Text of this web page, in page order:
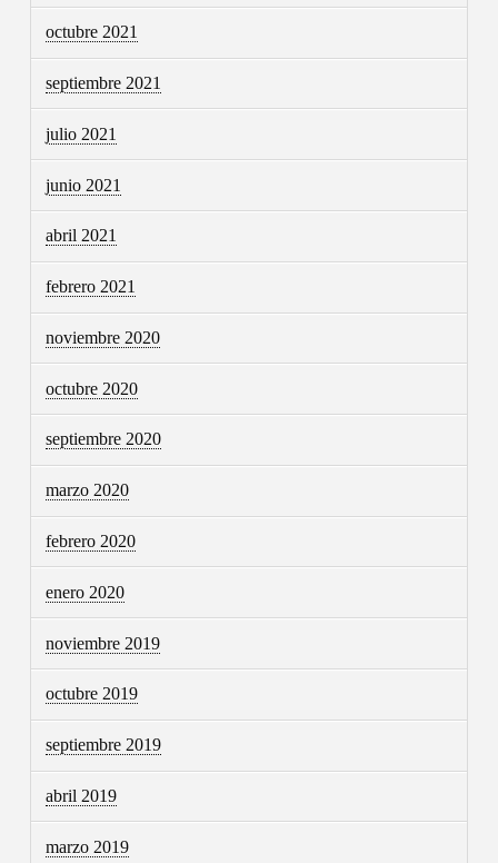
octubre 2021
septiembre 2021
julio 2021
junio 2021
abril 2021
febrero 2021
noviembre 2020
octubre 2020
septiembre 2020
marzo 2020
febrero 2020
enero 2020
noviembre 2019
octubre 2019
septiembre 2019
abril 2019
marzo 2019